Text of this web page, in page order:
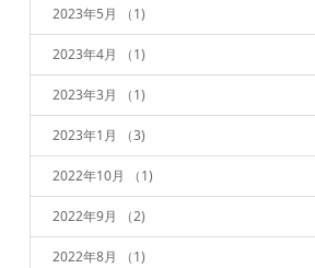
2023年5月 （1)
2023年4月 （1)
2023年3月 （1)
2023年1月 （3)
2022年10月 （1)
2022年9月 （2)
2022年8月 （1)